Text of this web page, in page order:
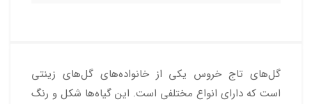
گل‌های تاج خروس یکی از خانواده‌های گل‌های زینتی
است که دارای انواع مختلفی است. این گیاه‌ها شکل و رنگ